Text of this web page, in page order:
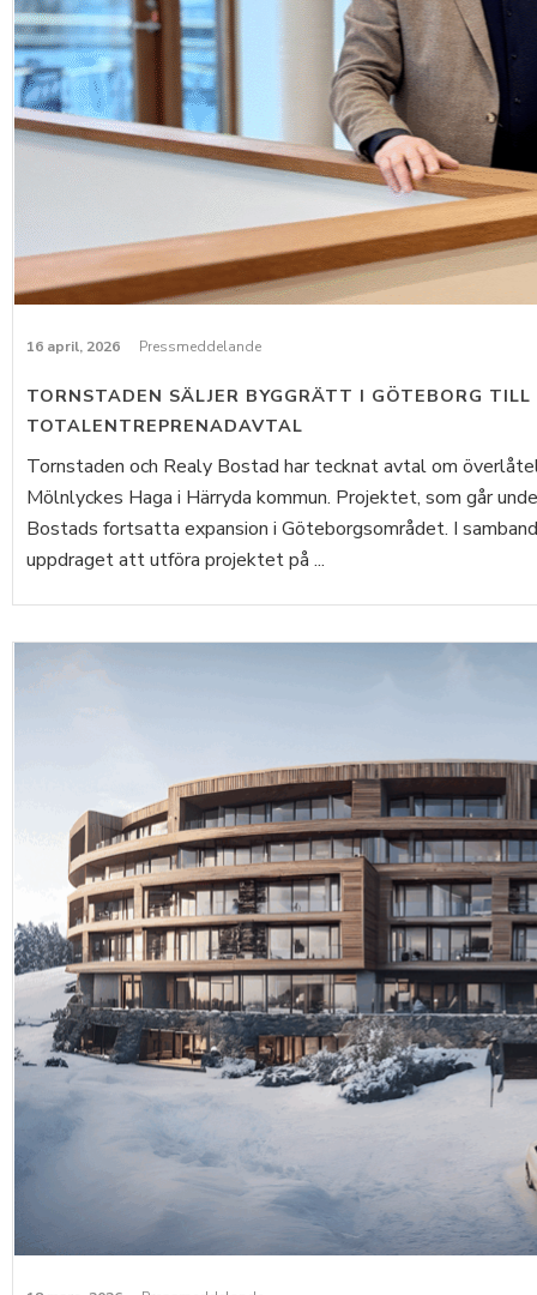
16 april, 2026 Pressmeddelande
TORNSTADEN SÄLJER BYGGRÄTT I GÖTEBORG
TOTALENTREPRENADAVTAL
Tornstaden och Realy Bostad har tecknat avtal om
Mölnlyckes Haga i Härryda kommun. Projektet, som går
Bostads fortsatta expansion i Göteborgsområdet. I
uppdraget att utföra projektet på ...